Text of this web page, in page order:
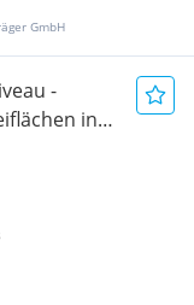
GmbH
-
in